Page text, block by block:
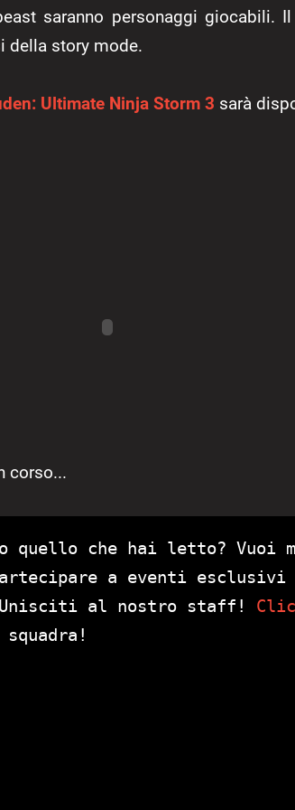
saranno personaggi giocabili.
della story mode.
Ultimate Ninja Storm 3 sarà
corso...
quello che hai letto? Vuoi
a eventi
Unisciti al nostro staff!